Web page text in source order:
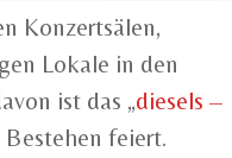
Konzertsälen,
Lokale in den
ist das „diesels –
Bestehen feiert.